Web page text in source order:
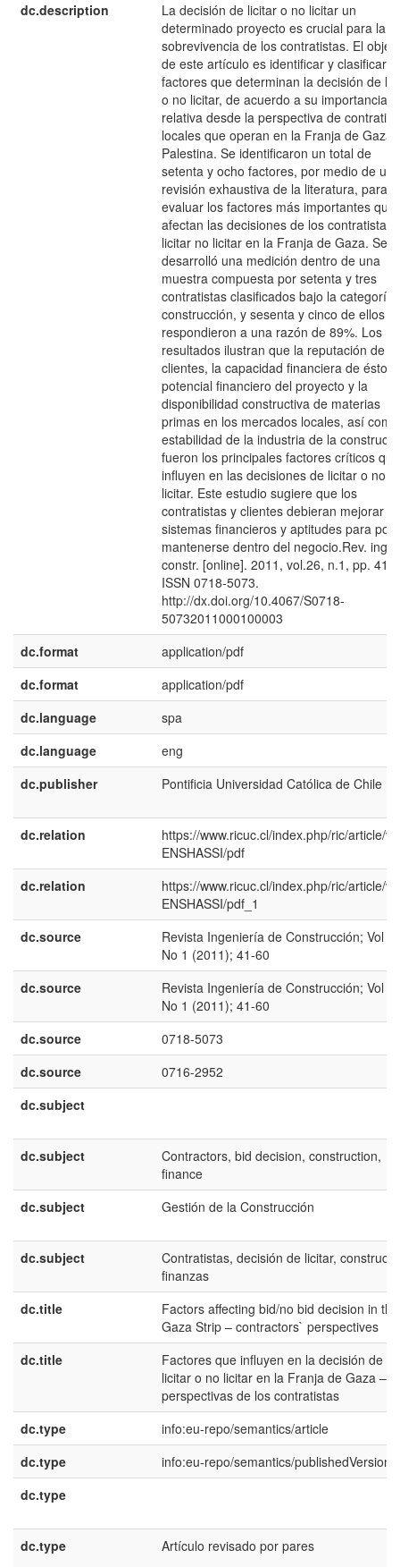
dc.description
La decisión de licitar o no licitar un
determinado proyecto es crucial para la
sobrevivencia de los contratistas. El
de este artículo es identificar y clasificar
factores que determinan la decisión de
o no licitar, de acuerdo a su importancia
relativa desde la perspectiva de
locales que operan en la Franja de Gaza,
Palestina. Se identificaron un total de
setenta y ocho factores, por medio de una
revisión exhaustiva de la literatura, para
evaluar los factores más importantes que
afectan las decisiones de los contratistas
licitar no licitar en la Franja de Gaza. Se
desarrolló una medición dentro de una
muestra compuesta por setenta y tres
contratistas clasificados bajo la categoría
construcción, y sesenta y cinco de ellos
respondieron a una razón de 89%. Los
resultados ilustran que la reputación de
clientes, la capacidad financiera de
potencial financiero del proyecto y la
disponibilidad constructiva de materias
primas en los mercados locales, así
estabilidad de la industria de la
fueron los principales factores críticos que
influyen en las decisiones de licitar o no
licitar. Este estudio sugiere que los
contratistas y clientes debieran mejorar
sistemas financieros y aptitudes para
mantenerse dentro del negocio.Rev. ing.
constr. [online]. 2011, vol.26, n.1, pp. 41-
ISSN 0718-5073.
http://dx.doi.org/10.4067/S0718-
50732011000100003
dc.format
application/pdf
dc.format
application/pdf
dc.language
spa
dc.language
eng
dc.publisher
Pontificia Universidad Católica de Chile
dc.relation
https://www.ricuc.cl/index.php/ric/article/
ENSHASSI/pdf
dc.relation
https://www.ricuc.cl/index.php/ric/article/
ENSHASSI/pdf_1
dc.source
Revista Ingeniería de Construcción; Vol
No 1 (2011); 41-60
dc.source
Revista Ingeniería de Construcción; Vol
No 1 (2011); 41-60
dc.source
0718-5073
dc.source
0716-2952
dc.subject
dc.subject
Contractors, bid decision, construction,
finance
dc.subject
Gestión de la Construcción
dc.subject
Contratistas, decisión de licitar,
finanzas
dc.title
Factors affecting bid/no bid decision in the
Gaza Strip – contractors` perspectives
dc.title
Factores que influyen en la decisión de
licitar o no licitar en la Franja de Gaza –
perspectivas de los contratistas
dc.type
info:eu-repo/semantics/article
dc.type
info:eu-repo/semantics/publishedVersion
dc.type
dc.type Artículo revisado por pares